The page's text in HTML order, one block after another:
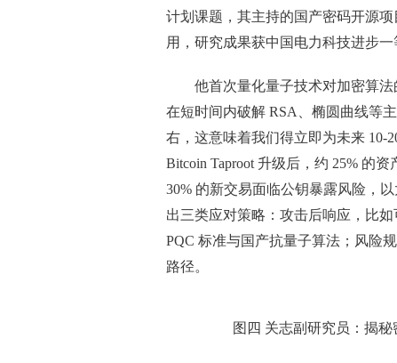
计划课题，其主持的国产密码开源
用，研究成果获中国电力科技进步一
他首次量化量子技术对加密算
在短时间内破解 RSA、椭圆曲线等
右，这意味着我们得立即为未来 10-
Bitcoin Taproot 升级后，约 25%
30% 的新交易面临公钥暴露风险，
出三类应对策略：攻击后响应，比
PQC 标准与国产抗量子算法；风险
路径。
图四 关志副研究员：揭